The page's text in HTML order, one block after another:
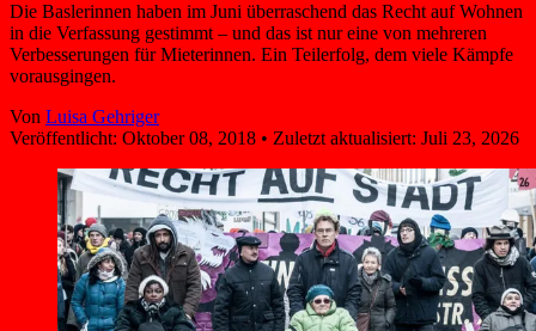
Die Baslerinnen haben im Juni überraschend das Recht auf Wohnen
in die Verfassung gestimmt – und das ist nur eine von mehreren
Verbesserungen für Mieterinnen. Ein Teilerfolg, dem viele Kämpfe
vorausgingen.
Von Luisa Gehriger
Veröffentlicht: Oktober 08, 2018 • Zuletzt aktualisiert: Juli 23, 2026